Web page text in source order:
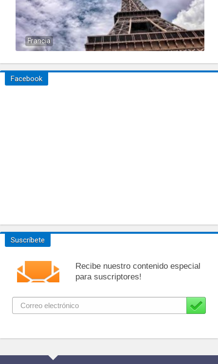
Francia
Facebook
Suscríbete
Recibe nuestro contenido especial
para suscriptores!